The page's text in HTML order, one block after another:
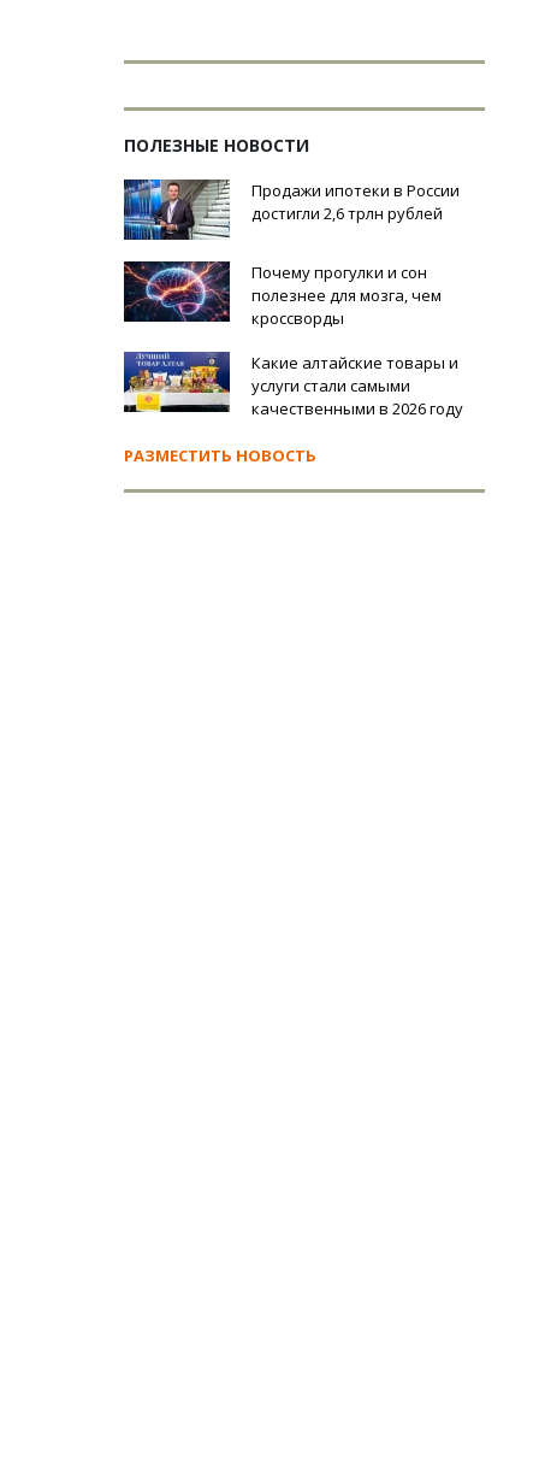
ПОЛЕЗНЫЕ НОВОСТИ
Продажи ипотеки в России
достигли 2,6 трлн рублей
Почему прогулки и сон
полезнее для мозга, чем
кроссворды
Какие алтайские товары и
услуги стали самыми
качественными в 2026 году
РАЗМЕСТИТЬ НОВОСТЬ